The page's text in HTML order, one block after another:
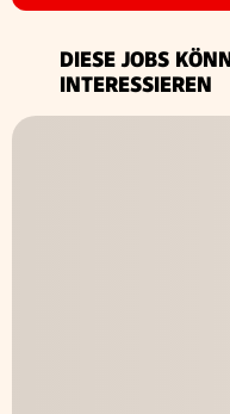
DIESE JOBS
INTERESSIEREN